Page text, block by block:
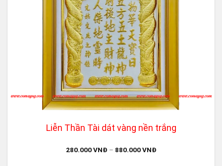
Liễn Thần Tài dát vàng nền trắng
280.000VNĐ – 880.000VNĐ